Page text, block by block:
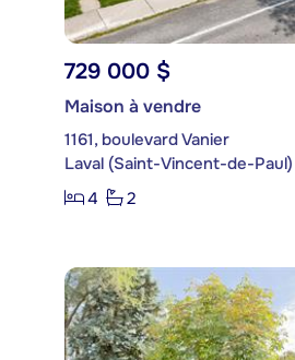
729 000 $
Maison à vendre
1161, boulevard Vanier
Laval (Saint-Vincent-de-Paul)
4
2